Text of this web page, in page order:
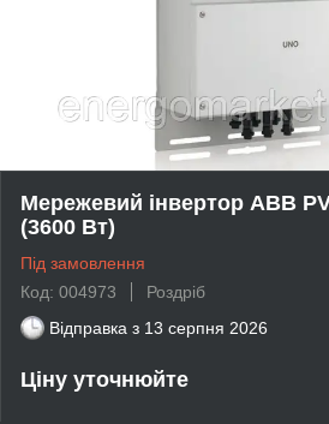
Мережевий інвертор ABB
(3600 Вт)
Під замовлення
Код: 004973
Роздріб
Відправка з 13 серпня 2026
Ціну уточнюйте